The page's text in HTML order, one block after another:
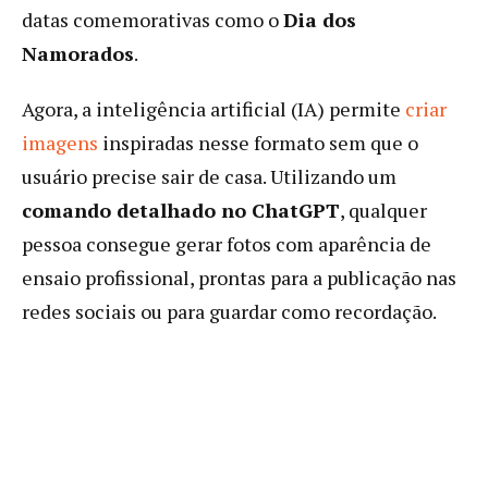
datas comemorativas como oDia dos
Namorados.
Agora, a inteligência artificial (IA) permite criar
imagens inspiradas nesse formato sem que o
usuário precise sair de casa. Utilizando um
comando detalhado no ChatGPT, qualquer
pessoa consegue gerar fotos com aparência de
ensaio profissional, prontas para a publicação nas
redes sociais ou para guardar como recordação.